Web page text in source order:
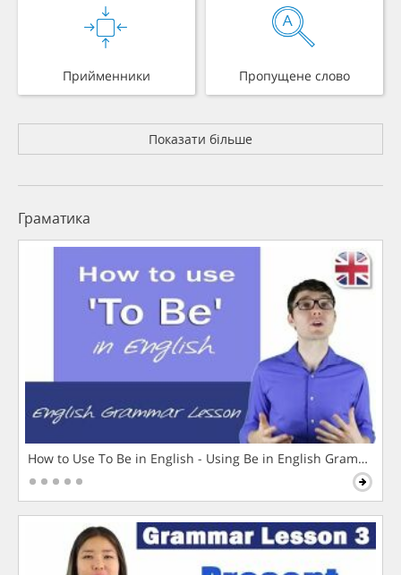
Прийменники Пропущене слово
Показати більше
Граматика
How to Use To Be in English - Using Be in English Grammar